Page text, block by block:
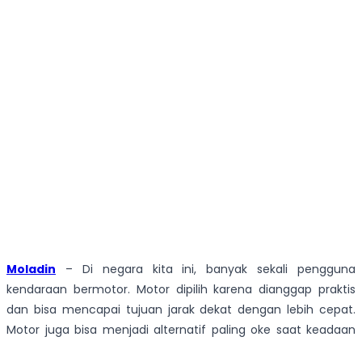
Moladin – Di negara kita ini, banyak sekali pengguna
kendaraan bermotor. Motor dipilih karena dianggap praktis
dan bisa mencapai tujuan jarak dekat dengan lebih cepat.
Motor juga bisa menjadi alternatif paling oke saat keadaan